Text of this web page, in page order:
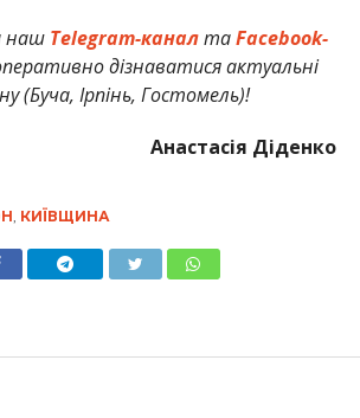
наш Telegram-каналтаFacebook-
дізнаватися актуальні
(Буча, Ірпінь, Гостомель)!
Анастасія Діденко
КИЇВЩИНА